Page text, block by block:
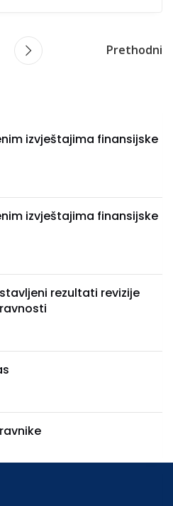
Prethodni
izvještajima finansijske
izvještajima finansijske
rezultati revizije